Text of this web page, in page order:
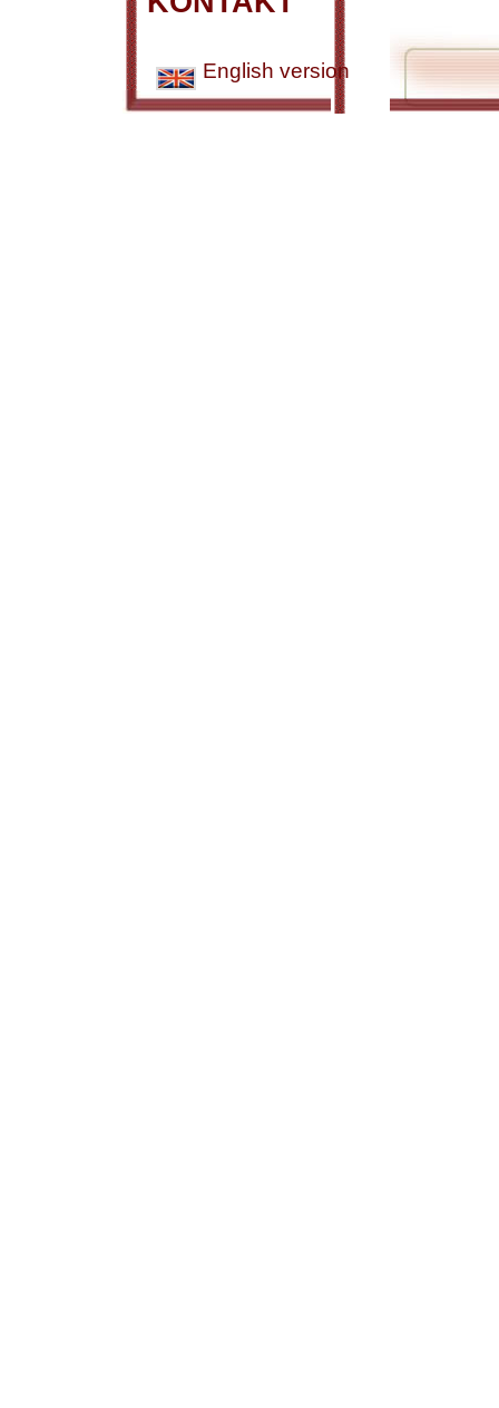
English version